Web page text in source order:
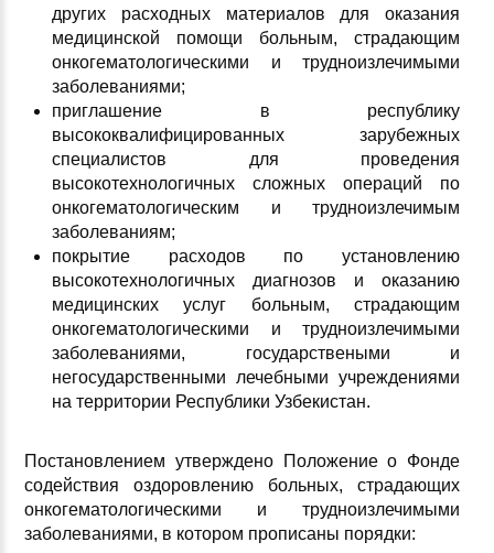
других расходных материалов для оказания
медицинской помощи больным, страдающим
онкогематологическими и трудноизлечимыми
заболеваниями;
приглашение в республику
высококвалифицированных зарубежных
специалистов для проведения
высокотехнологичных сложных операций по
онкогематологическим и трудноизлечимым
заболеваниям;
покрытие расходов по установлению
высокотехнологичных диагнозов и оказанию
медицинских услуг больным, страдающим
онкогематологическими и трудноизлечимыми
заболеваниями, государствеными и
негосударственными лечебными учреждениями
на территории Республики Узбекистан.
Постановлением утверждено Положение о Фонде
содействия оздоровлению больных, страдающих
онкогематологическими и трудноизлечимыми
заболеваниями, в котором прописаны порядки: